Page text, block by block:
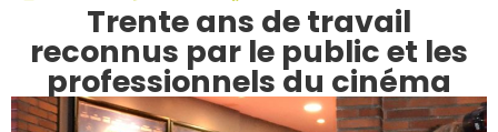
Trente ans de travail
reconnus par le public et les
professionnels du cinéma